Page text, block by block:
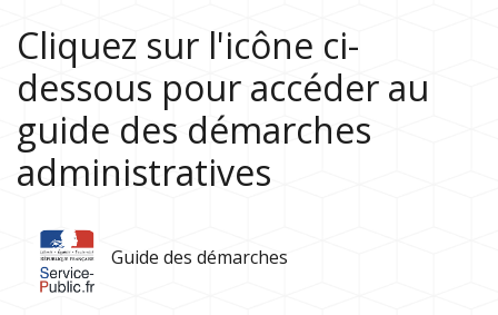
Cliquez sur l'icône ci-
dessous pour accéder au
guide des démarches
administratives
Guide des démarches